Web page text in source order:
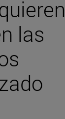
las